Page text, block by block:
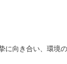
に向き合い、環境の